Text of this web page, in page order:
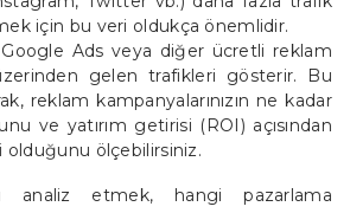
için bu veri oldukça önemlidir.
Ads veya diğer ücretli reklam
gelen trafikleri gösterir. Bu
reklam kampanyalarınızın ne kadar
ve yatırım getirisi (ROI) açısından
olduğunu ölçebilirsiniz.
analiz etmek, hangi pazarlama